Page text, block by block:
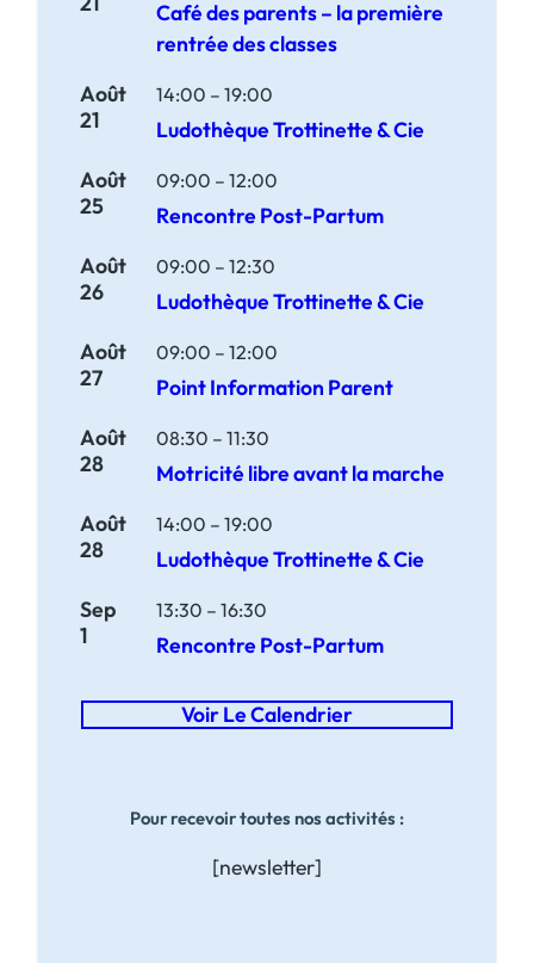
Café des parents – la première
rentrée des classes
Août
21
14:00 –19:00
Ludothèque Trottinette & Cie
Août
25
09:00 –12:00
Rencontre Post-Partum
Août
26
09:00 –12:30
Ludothèque Trottinette & Cie
Août
27
09:00 –12:00
Point Information Parent
Août
28
08:30 –11:30
Motricité libre avant la marche
Août
28
14:00 –19:00
Ludothèque Trottinette & Cie
Sep
1
13:30 –16:30
Rencontre Post-Partum
Voir Le Calendrier
Pour recevoir toutes nos activités :
[newsletter]